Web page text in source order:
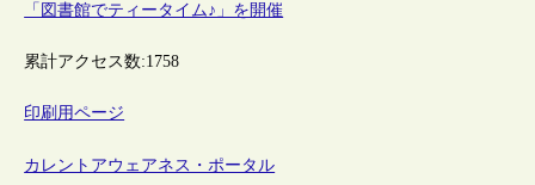
「図書館でティータイム♪」を開催
累計アクセス数:1758
印刷用ページ
カレントアウェアネス・ポータル